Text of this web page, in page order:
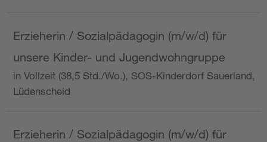
Erzieherin / Sozialpädagogin (m/w/d) für
unsere Kinder- und Jugendwohngruppe
in Vollzeit (38,5 Std./Wo.), SOS-Kinderdorf Sauerland,
Lüdenscheid
Erzieherin / Sozialpädagogin (m/w/d) für